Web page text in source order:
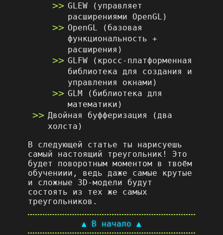
GLEW (управляет
расширениями OpenGL)
OpenGL (базовая
функциональность +
расширения)
GLFW (кросс-платформенная
библиотека для создания и
управления окнами)
GLM (библиотека для
математики)
Двойная буфферизация (два
холста)
В следующей статье ты нарисуешь
самый настоящий треугольник! Это
будет поворотным моментом в твоём
обучениии, ведь даже самые крутые
и сложные 3D-модели будут
состоять из тех же самых
треугольников.
▲ В начало ▲